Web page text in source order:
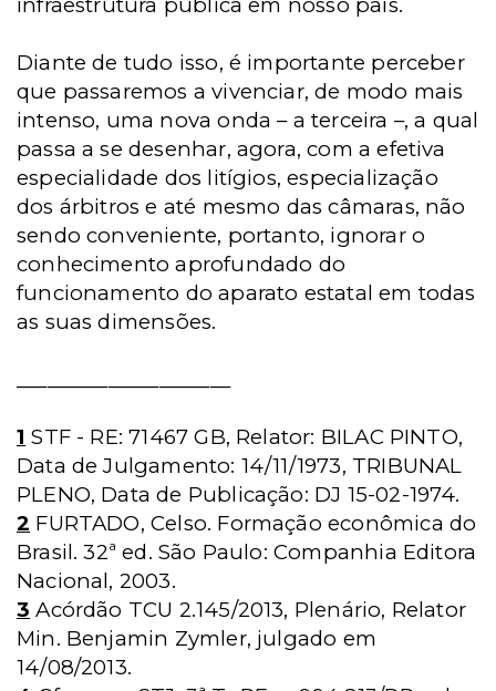
Diante de tudo isso, é importante perceber
que passaremos a vivenciar, de modo mais
intenso, uma nova onda – a terceira –, a qual
passa a se desenhar, agora, com a efetiva
especialidade dos litígios, especialização
dos árbitros e até mesmo das câmaras, não
sendo conveniente, portanto, ignorar o
conhecimento aprofundado do
funcionamento do aparato estatal em todas
as suas dimensões.
1 STF - RE: 71467 GB, Relator: BILAC PINTO,
Data de Julgamento: 14/11/1973, TRIBUNAL
PLENO, Data de Publicação: DJ 15-02-1974.
2 FURTADO, Celso. Formação econômica do
Brasil. 32ª ed. São Paulo: Companhia Editora
Nacional, 2003.
3 Acórdão TCU 2.145/2013, Plenário, Relator
Min. Benjamin Zymler, julgado em
14/08/2013.